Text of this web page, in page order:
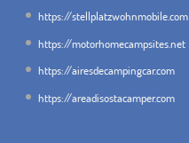
https://stellplatzwohnmobile.com
https://motorhomecampsites.net
https://airesdecampingcar.com
https://areadisostacamper.com